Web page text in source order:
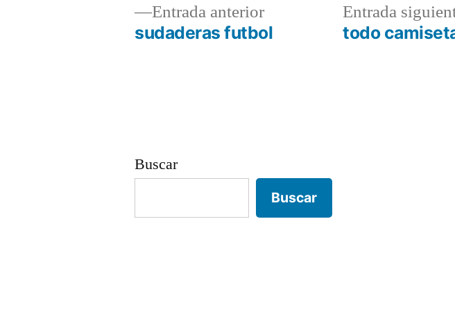
Navegación
Entrada anteriorEntrada
anterior:
sudaderas futbol
Entrada
todo
Buscar
Buscar